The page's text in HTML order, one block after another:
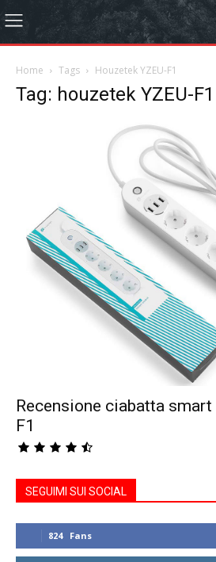
Home Tags Houzetek YZEU-F1
Tag: houzetek YZEU-F1
Recensione ciabatta smart
F1
SEGUIMI SUI SOCIAL
824 Fans